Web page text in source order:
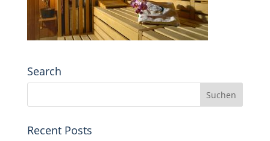
Search
Recent Posts